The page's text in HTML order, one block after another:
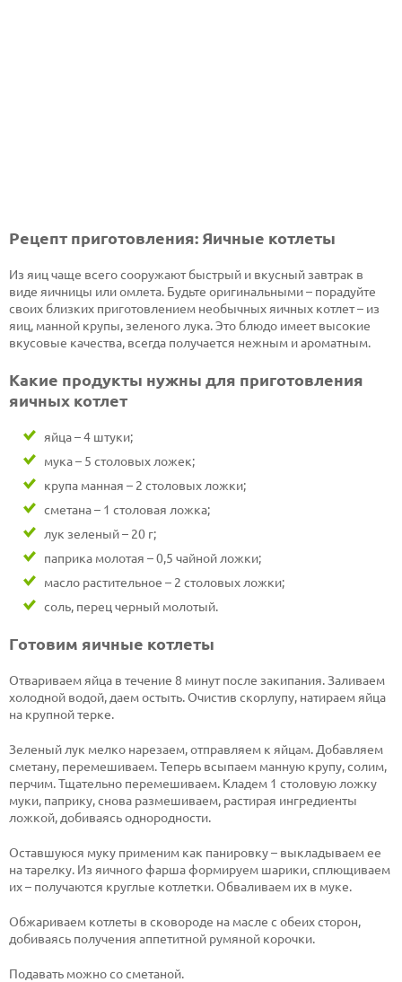
Рецепт приготовления: Яичные котлеты
Из яиц чаще всего сооружают быстрый и вкусный завтрак в
виде яичницы или омлета. Будьте оригинальными – порадуйте
своих близких приготовлением необычных яичных котлет – из
яиц, манной крупы, зеленого лука. Это блюдо имеет высокие
вкусовые качества, всегда получается нежным и ароматным.
Какие продукты нужны для приготовления
яичных котлет
яйца – 4 штуки;
мука – 5 столовых ложек;
крупа манная – 2 столовых ложки;
сметана – 1 столовая ложка;
лук зеленый – 20 г;
паприка молотая – 0,5 чайной ложки;
масло растительное – 2 столовых ложки;
соль, перец черный молотый.
Готовим яичные котлеты
Отвариваем яйца в течение 8 минут после закипания. Заливаем
холодной водой, даем остыть. Очистив скорлупу, натираем яйца
на крупной терке.
Зеленый лук мелко нарезаем, отправляем к яйцам. Добавляем
сметану, перемешиваем. Теперь всыпаем манную крупу, солим,
перчим. Тщательно перемешиваем. Кладем 1 столовую ложку
муки, паприку, снова размешиваем, растирая ингредиенты
ложкой, добиваясь однородности.
Оставшуюся муку применим как панировку – выкладываем ее
на тарелку. Из яичного фарша формируем шарики, сплющиваем
их – получаются круглые котлетки. Обваливаем их в муке.
Обжариваем котлеты в сковороде на масле с обеих сторон,
добиваясь получения аппетитной румяной корочки.
Подавать можно со сметаной.